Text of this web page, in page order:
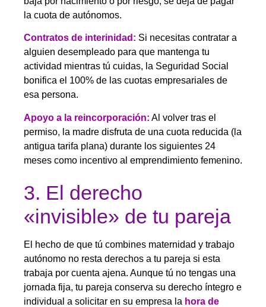
la cuota de autónomos.
Contratos de interinidad: Si necesitas contratar a
alguien desempleado para que mantenga tu
actividad mientras tú cuidas, la Seguridad Social
bonifica el 100% de las cuotas empresariales de
esa persona.
Apoyo a la reincorporación: Al volver tras el
permiso, la madre disfruta de una cuota reducida (la
antigua tarifa plana) durante los siguientes 24
meses como incentivo al emprendimiento femenino.
3. El derecho
«invisible» de tu pareja
El hecho de que tú combines maternidad y trabajo
autónomo no resta derechos a tu pareja si esta
trabaja por cuenta ajena. Aunque tú no tengas una
jornada fija, tu pareja conserva su derecho íntegro e
individual a solicitar en su empresa la hora de